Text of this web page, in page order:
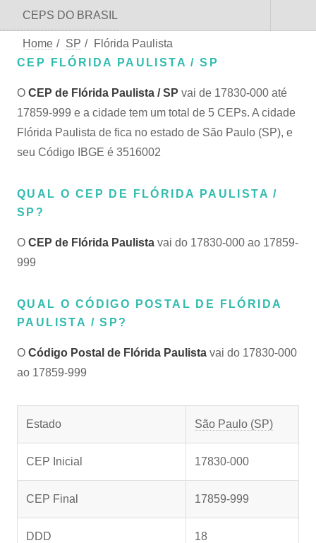
CEPS DO BRASIL
Home / SP /
Flórida Paulista
CEP FLÓRIDA PAULISTA / SP
O CEP de Flórida Paulista / SP vai de 17830-000 até
17859-999 e a cidade tem um total de 5 CEPs. A cidade
Flórida Paulista de fica no estado de São Paulo (SP), e
seu Código IBGE é 3516002
QUAL O CEP DE FLÓRIDA PAULISTA /
SP?
O CEP de Flórida Paulista vai do 17830-000 ao 17859-
999
QUAL O CÓDIGO POSTAL DE FLÓRIDA
PAULISTA / SP?
O Código Postal de Flórida Paulista vai do 17830-000
ao 17859-999
Estado São Paulo (SP)
CEP Inicial 17830-000
CEP Final 17859-999
DDD 18